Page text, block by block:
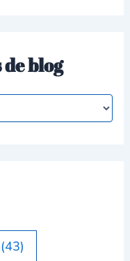
blog
(43)